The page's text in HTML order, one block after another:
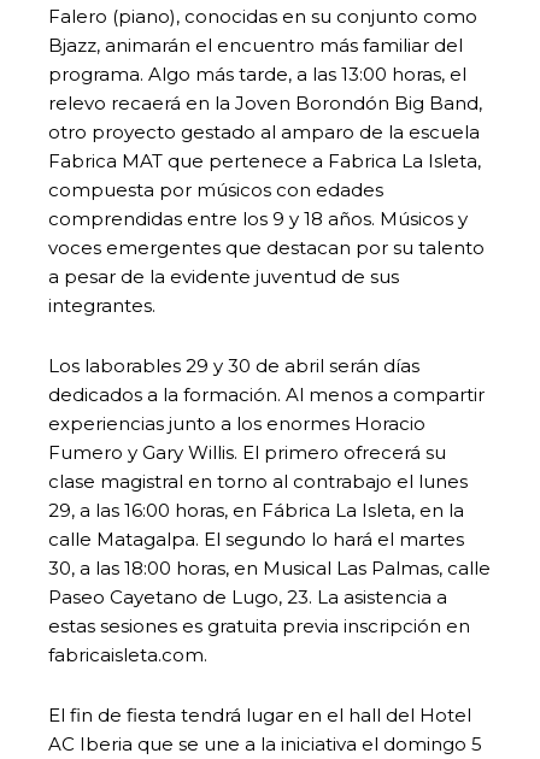
Falero (piano), conocidas en su conjunto como
Bjazz, animarán el encuentro más familiar del
programa. Algo más tarde, a las 13:00 horas, el
relevo recaerá en la Joven Borondón Big Band,
otro proyecto gestado al amparo de la escuela
Fabrica MAT que pertenece a Fabrica La Isleta,
compuesta por músicos con edades
comprendidas entre los 9 y 18 años. Músicos y
voces emergentes que destacan por su talento
a pesar de la evidente juventud de sus
integrantes.
Los laborables 29 y 30 de abril serán días
dedicados a la formación. Al menos a compartir
experiencias junto a los enormes Horacio
Fumero y Gary Willis. El primero ofrecerá su
clase magistral en torno al contrabajo el lunes
29, a las 16:00 horas, en Fábrica La Isleta, en la
calle Matagalpa. El segundo lo hará el martes
30, a las 18:00 horas, en Musical Las Palmas, calle
Paseo Cayetano de Lugo, 23. La asistencia a
estas sesiones es gratuita previa inscripción en
fabricaisleta.com.
El fin de fiesta tendrá lugar en el hall del Hotel
AC Iberia que se une a la iniciativa el domingo 5